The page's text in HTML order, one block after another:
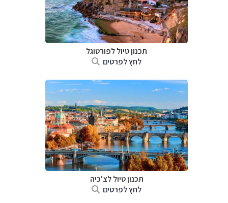
תכנון טיול לפורטוגל
לחץ לפרטים
תכנון טיול לצ'כיה
לחץ לפרטים